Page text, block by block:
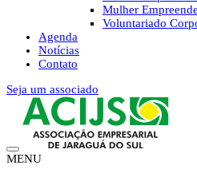
Mulher
Voluntariado
Agenda
Notícias
Contato
Seja um associado
MENU